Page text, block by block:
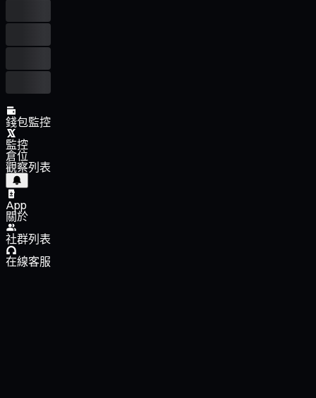
錢包監控
監控
倉位
觀察列表
App
關於
社群列表
在線客服